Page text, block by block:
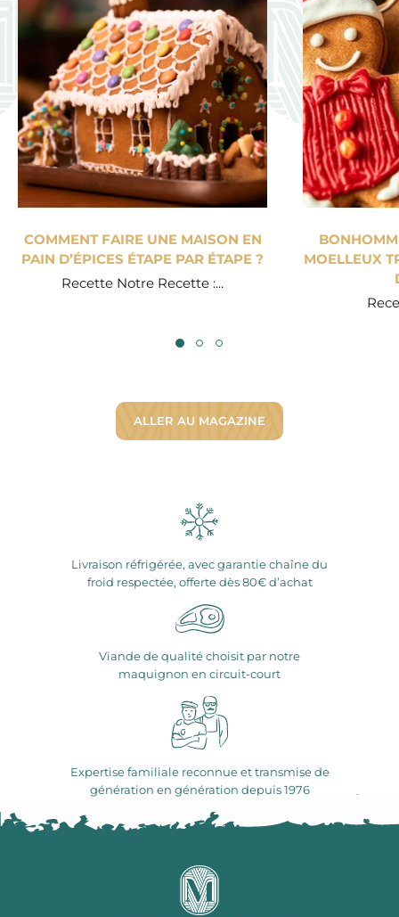
COMMENT FAIRE UNE MAISON EN
PAIN D’ÉPICES ÉTAPE PAR ÉTAPE ?
Recette Notre Recette :...
MOELLEUX
ALLER AU MAGAZINE
Livraison réfrigérée, avec garantie chaîne du
froid respectée, offerte dès 80€ d’achat
Viande de qualité choisit par notre
maquignon en circuit-court
Expertise familiale reconnue et transmise de
génération en génération depuis 1976